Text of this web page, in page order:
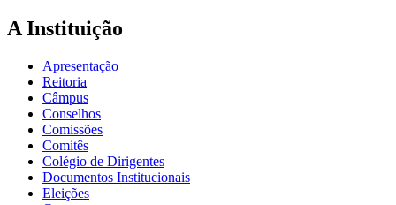
A Instituição
Apresentação
Reitoria
Câmpus
Conselhos
Comissões
Comitês
Colégio de Dirigentes
Documentos Institucionais
Eleições